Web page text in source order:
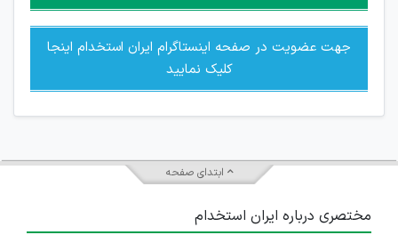
جهت عضویت در صفحه اینستاگرام ایران استخدام اینجا
کلیک نمایید
ابتدای صفحه
مختصری درباره ایران استخدام